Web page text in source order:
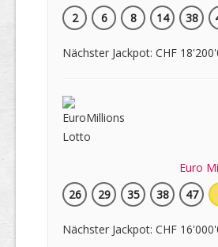
2
6 8 14 38
Nächster Jackpot: CHF
Euro
26
29 35 38 47
Nächster Jackpot: CHF